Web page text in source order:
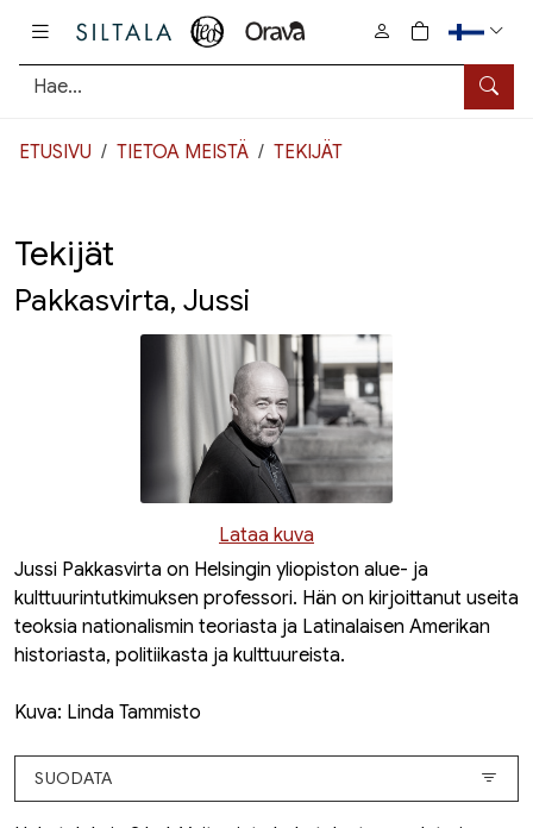
Hae
0
tuotetta
ETUSIVU TIETOA MEISTÄ TEKIJÄT
Tekijät
Pakkasvirta, Jussi
Lataa kuva
Jussi Pakkasvirta on Helsingin yliopiston alue- ja
kulttuurintutkimuksen professori. Hän on kirjoittanut useita
teoksia nationalismin teoriasta ja Latinalaisen Amerikan
historiasta, politiikasta ja kulttuureista.
Kuva: Linda Tammisto
SUODATA